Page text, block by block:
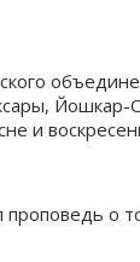
Йошкар-
и
о